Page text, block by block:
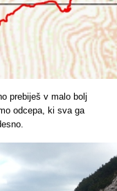
prebiješ v malo bolj
odcepa, ki sva ga